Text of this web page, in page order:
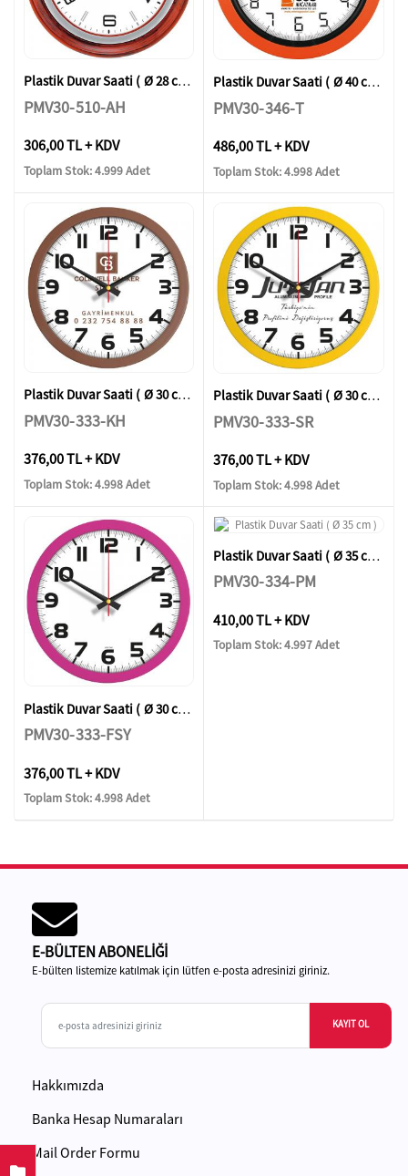
Plastik Duvar Saati ( Ø 28 cm )
PMV30-510-AH
306,00 TL + KDV
Toplam Stok: 4.999 Adet
Plastik Duvar Saati ( Ø 40 cm )
PMV30-346-T
486,00 TL + KDV
Toplam Stok: 4.998 Adet
Plastik Duvar Saati ( Ø 30 cm )
PMV30-333-KH
376,00 TL + KDV
Toplam Stok: 4.998 Adet
Plastik Duvar Saati ( Ø 30 cm )
PMV30-333-SR
376,00 TL + KDV
Toplam Stok: 4.998 Adet
Plastik Duvar Saati ( Ø 30 cm )
PMV30-333-FSY
376,00 TL + KDV
Toplam Stok: 4.998 Adet
Plastik Duvar Saati ( Ø 35 cm )
PMV30-334-PM
410,00 TL + KDV
Toplam Stok: 4.997 Adet
E-BÜLTEN ABONELİĞİ
E-bülten listemize katılmak için lütfen e-posta adresinizi giriniz.
KAYIT OL
Hakkımızda
Banka Hesap Numaraları
Mail Order Formu